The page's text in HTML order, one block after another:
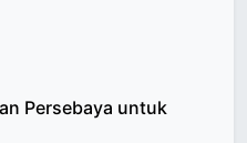
Persebaya untuk